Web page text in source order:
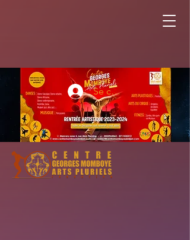
Se connecter